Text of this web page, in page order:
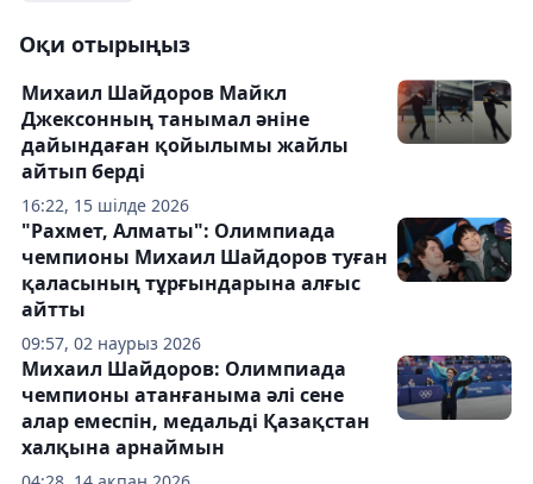
Оқи отырыңыз
16:22, 15 шілде 2026
Михаил Шайдоров Майкл
Джексонның танымал әніне
дайындаған қойылымы жайлы
айтып берді
09:57, 02 наурыз 2026
"Рахмет, Алматы": Олимпиада
чемпионы Михаил Шайдоров туған
қаласының тұрғындарына алғыс
айтты
Михаил Шайдоров: Олимпиада
чемпионы атанғаныма әлі сене
алар емеспін, медальді Қазақстан
халқына арнаймын